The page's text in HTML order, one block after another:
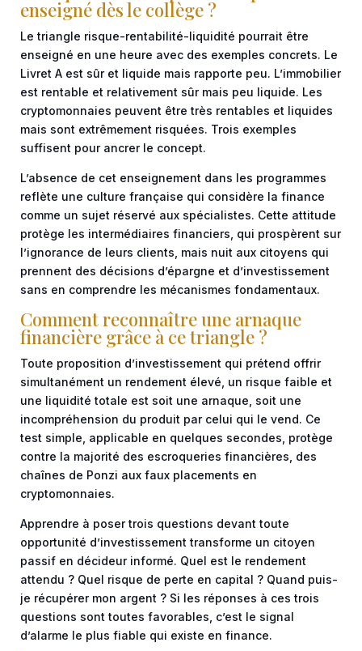
enseigné dès le collège ?
Le triangle risque-rentabilité-liquidité pourrait être
enseigné en une heure avec des exemples concrets. Le
Livret A est sûr et liquide mais rapporte peu. L’immobilier
est rentable et relativement sûr mais peu liquide. Les
cryptomonnaies peuvent être très rentables et liquides
mais sont extrêmement risquées. Trois exemples
suffisent pour ancrer le concept.
L’absence de cet enseignement dans les programmes
reflète une culture française qui considère la finance
comme un sujet réservé aux spécialistes. Cette attitude
protège les intermédiaires financiers, qui prospèrent sur
l’ignorance de leurs clients, mais nuit aux citoyens qui
prennent des décisions d’épargne et d’investissement
sans en comprendre les mécanismes fondamentaux.
Comment reconnaître une arnaque
financière grâce à ce triangle ?
Toute proposition d’investissement qui prétend offrir
simultanément un rendement élevé, un risque faible et
une liquidité totale est soit une arnaque, soit une
incompréhension du produit par celui qui le vend. Ce
test simple, applicable en quelques secondes, protège
contre la majorité des escroqueries financières, des
chaînes de Ponzi aux faux placements en
cryptomonnaies.
Apprendre à poser trois questions devant toute
opportunité d’investissement transforme un citoyen
passif en décideur informé. Quel est le rendement
attendu ? Quel risque de perte en capital ? Quand puis-
je récupérer mon argent ? Si les réponses à ces trois
questions sont toutes favorables, c’est le signal
d’alarme le plus fiable qui existe en finance.